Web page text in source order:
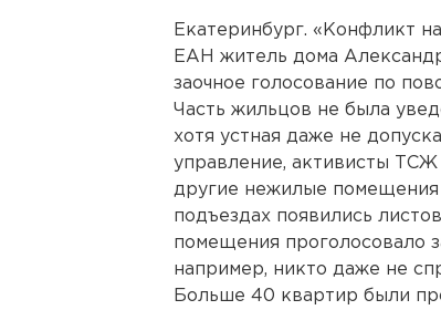
Екатеринбург. «Конфликт
ЕАН житель дома
заочное голосование по
Часть жильцов не была
хотя устная даже не
управление, активисты ТСЖ
другие нежилые помещения
подъездах появились
помещения проголосовало
например, никто даже не
Больше 40 квартир были